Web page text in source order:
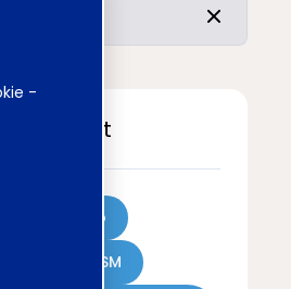
-
gezocht
Sweco
DSM